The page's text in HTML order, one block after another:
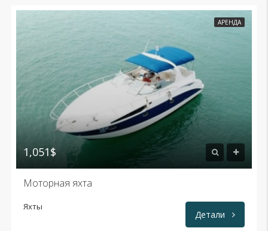
АРЕНДА
1,051$
Моторная яхта
Яхты
Детали